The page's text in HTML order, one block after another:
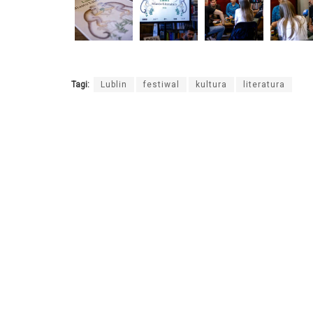
Tagi: Lublin festiwal kultura literatura